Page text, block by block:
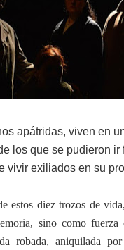
apátridas, viven en
los que se pudieron
vivir exiliados en su
estos diez trozos de
sino como
robada, aniquilada